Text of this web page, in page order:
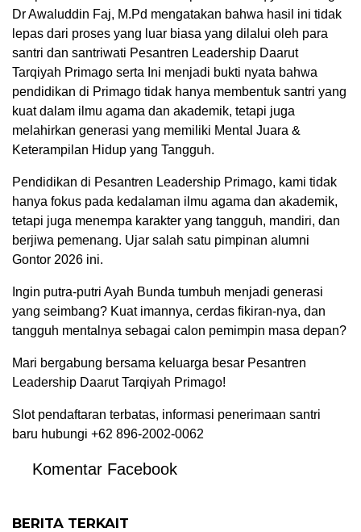
Dr Awaluddin Faj, M.Pd mengatakan bahwa hasil ini tidak
lepas dari proses yang luar biasa yang dilalui oleh para
santri dan santriwati Pesantren Leadership Daarut
Tarqiyah Primago serta Ini menjadi bukti nyata bahwa
pendidikan di Primago tidak hanya membentuk santri yang
kuat dalam ilmu agama dan akademik, tetapi juga
melahirkan generasi yang memiliki Mental Juara &
Keterampilan Hidup yang Tangguh.
Pendidikan di Pesantren Leadership Primago, kami tidak
hanya fokus pada kedalaman ilmu agama dan akademik,
tetapi juga menempa karakter yang tangguh, mandiri, dan
berjiwa pemenang. Ujar salah satu pimpinan alumni
Gontor 2026 ini.
Ingin putra-putri Ayah Bunda tumbuh menjadi generasi
yang seimbang? Kuat imannya, cerdas fikiran-nya, dan
tangguh mentalnya sebagai calon pemimpin masa depan?
Mari bergabung bersama keluarga besar Pesantren
Leadership Daarut Tarqiyah Primago!
Slot pendaftaran terbatas, informasi penerimaan santri
baru hubungi +62 896-2002-0062
Komentar Facebook
BERITA TERKAIT